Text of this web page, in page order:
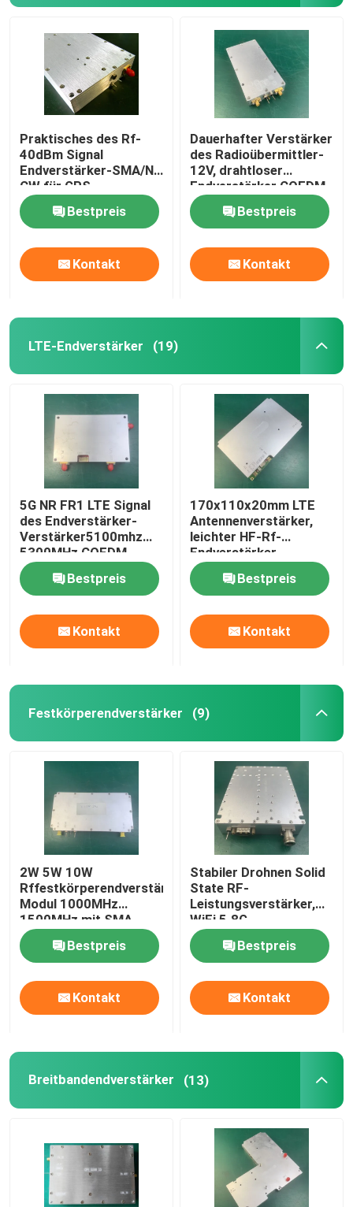
Startseite
Produkte
Über uns
Fabrik Tour
Qualitätskontrolle
Kontakt
Referenzen
Rf-Endverstärker
Festkörperendverstärker
Telekommunikations-Verstärker
Praktisches des Rf-
40dBm Signal
Endverstärker-SMA/N
CW für GPS-
Störsender
Bestpreis
Kontakt
Dauerhafter Verstärker
des Radioübermittler-
12V, drahtloser
Endverstärker COFDM
Bestpreis
Kontakt
LTE-Endverstärker (19)
5G NR FR1 LTE Signal
des Endverstärker-
Verstärker5100mhz
5300MHz COFDM
Bestpreis
Kontakt
170x110x20mm LTE
Antennenverstärker,
leichter HF-Rf-
Endverstärker
Bestpreis
Kontakt
Festkörperendverstärker (9)
2W 5W 10W
Rffestkörperendverstärker-
Modul 1000MHz
1500MHz mit SMA
Conncetor
Bestpreis
Kontakt
Stabiler Drohnen Solid
State RF-
Leistungsverstärker,
WiFi 5.8G
Hochstromverstärker
Bestpreis
Kontakt
Breitbandendverstärker (13)